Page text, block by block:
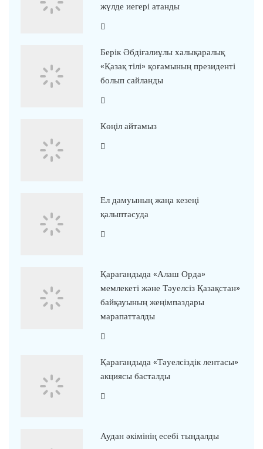
жүлде иегері атанды
Берік Әбдіғалиұлы халықаралық
«Қазақ тілі» қоғамының президенті
болып сайланды
Көңіл айтамыз
Ел дамуының жаңа кезеңі
қалыптасуда
Қарағандыда «Алаш Орда»
мемлекеті және Тәуелсіз Қазақстан»
байқауының жеңімпаздары
марапатталды
Қарағандыда «Тәуелсіздік лентасы»
акциясы басталды
Аудан әкімінің есебі тыңдалды